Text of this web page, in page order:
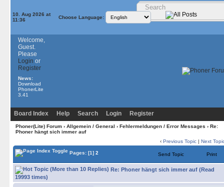
10. Aug 2026 at
11:36
Choose Language:
Welcome,
Guest.
Please
Login or
Register
News:
Download
PhonerLite
3.41
Board Index Help Search Login Register
Phoner(Lite) Forum› Allgemein / General › Fehlermeldungen / Error Messages › Re:
Phoner hängt sich immer auf
‹ Previous Topic | Next
Pages: [1] 2 Send Topic Print
Re: Phoner hängt sich immer auf (Read
19993 times)